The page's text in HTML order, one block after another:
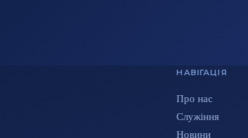
НАВІГАЦІЯ
Про нас
Служіння
Новини